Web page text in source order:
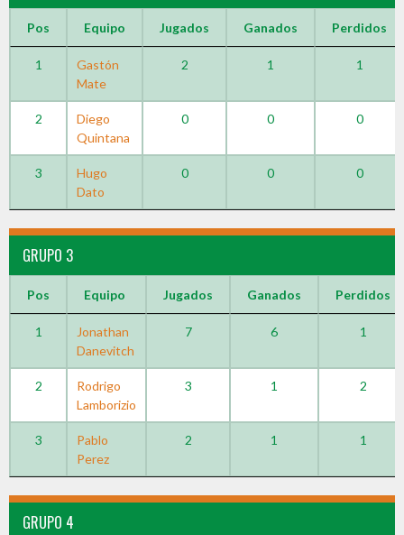
Pos Equipo Jugados Ganados Perdidos
1
Gastón
Mate
2 1 1
2
Diego
Quintana
0 0 0
3
Hugo
Dato
0 0 0
GRUPO 3
Pos Equipo Jugados Ganados Perdidos
1
Jonathan
Danevitch
7 6 1
2
Rodrigo
Lamborizio
3 1 2
3
Pablo
Perez
2 1 1
GRUPO 4